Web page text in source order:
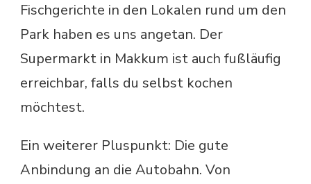
Fischgerichte in den Lokalen rund um den
Park haben es uns angetan. Der
Supermarkt in Makkum ist auch fußläufig
erreichbar, falls du selbst kochen
möchtest.
Ein weiterer Pluspunkt: Die gute
Anbindung an die Autobahn. Von